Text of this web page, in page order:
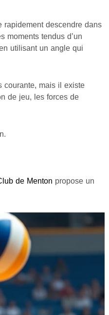
descendre dans
moments tendus d’un
utilisant un angle qui
courante, mais il existe
de jeu, les forces de
de Menton propose un